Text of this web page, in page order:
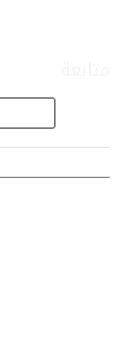
قسم الاخبار